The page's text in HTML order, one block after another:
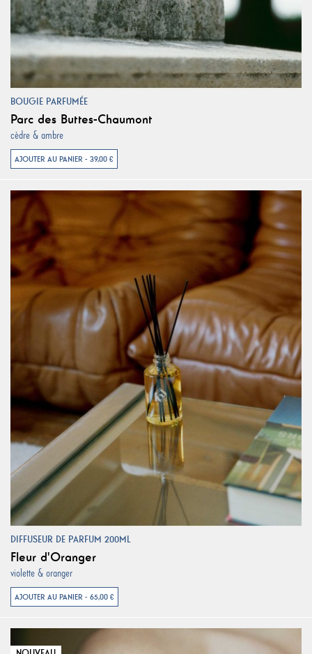
BOUGIE PARFUMÉE
Parc des Buttes-Chaumont
cèdre & ambre
AJOUTER AU PANIER - 39,00 €
DIFFUSEUR DE PARFUM 200ML
Fleur d'Oranger
violette & oranger
AJOUTER AU PANIER - 65,00 €